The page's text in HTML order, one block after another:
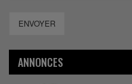
ENVOYER
ANNONCES